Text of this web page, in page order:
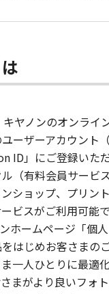
キヤノンのオンライ
ーザーアカウント
ID」にご登録いた
（有料会員サービ
ショップ、プリン
ビスがご利用可能
ホームページ「個
はじめお客さまの
一人ひとりに最適
まがより良いフォ